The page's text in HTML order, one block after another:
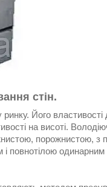
стін.
Його властивості
на висоті.
порожнистою, з
повнотілою